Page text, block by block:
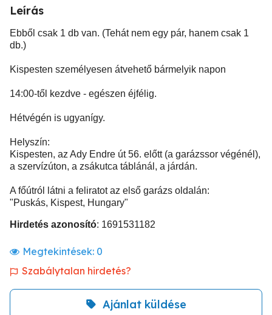
Leírás
Ebből csak 1 db van. (Tehát nem egy pár, hanem csak 1
db.)
Kispesten személyesen átvehető bármelyik napon
14:00-től kezdve - egészen éjfélig.
Hétvégén is ugyanígy.
Helyszín:
Kispesten, az Ady Endre út 56. előtt (a garázssor végénél),
a szervízúton, a zsákutca táblánál, a járdán.
A főútról látni a feliratot az első garázs oldalán:
"Puskás, Kispest, Hungary"
Hirdetés azonosító: 1691531182
Megtekintések: 0
Szabálytalan hirdetés?
Ajánlat küldése